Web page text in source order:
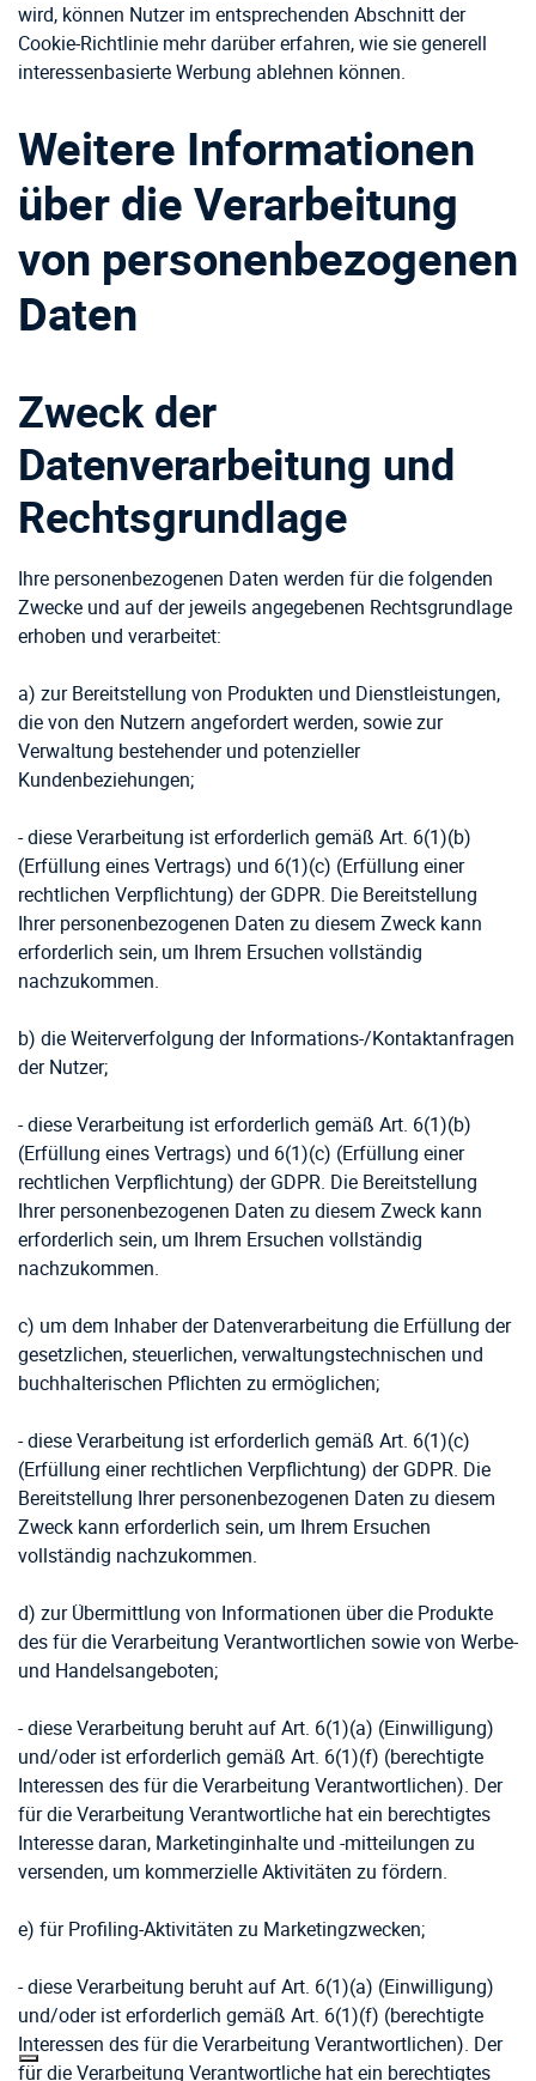
wird, können Nutzer im entsprechenden Abschnitt der
Cookie-Richtlinie mehr darüber erfahren, wie sie generell
interessenbasierte Werbung ablehnen können.
Weitere Informationen
über die Verarbeitung
von personenbezogenen
Daten
Zweck der
Datenverarbeitung und
Rechtsgrundlage
Ihre personenbezogenen Daten werden für die folgenden
Zwecke und auf der jeweils angegebenen Rechtsgrundlage
erhoben und verarbeitet:
a) zur Bereitstellung von Produkten und Dienstleistungen,
die von den Nutzern angefordert werden, sowie zur
Verwaltung bestehender und potenzieller
Kundenbeziehungen;
- diese Verarbeitung ist erforderlich gemäß Art. 6(1)(b)
(Erfüllung eines Vertrags) und 6(1)(c) (Erfüllung einer
rechtlichen Verpflichtung) der GDPR. Die Bereitstellung
Ihrer personenbezogenen Daten zu diesem Zweck kann
erforderlich sein, um Ihrem Ersuchen vollständig
nachzukommen.
b) die Weiterverfolgung der Informations-/Kontaktanfragen
der Nutzer;
- diese Verarbeitung ist erforderlich gemäß Art. 6(1)(b)
(Erfüllung eines Vertrags) und 6(1)(c) (Erfüllung einer
rechtlichen Verpflichtung) der GDPR. Die Bereitstellung
Ihrer personenbezogenen Daten zu diesem Zweck kann
erforderlich sein, um Ihrem Ersuchen vollständig
nachzukommen.
c) um dem Inhaber der Datenverarbeitung die Erfüllung der
gesetzlichen, steuerlichen, verwaltungstechnischen und
buchhalterischen Pflichten zu ermöglichen;
- diese Verarbeitung ist erforderlich gemäß Art. 6(1)(c)
(Erfüllung einer rechtlichen Verpflichtung) der GDPR. Die
Bereitstellung Ihrer personenbezogenen Daten zu diesem
Zweck kann erforderlich sein, um Ihrem Ersuchen
vollständig nachzukommen.
d) zur Übermittlung von Informationen über die Produkte
des für die Verarbeitung Verantwortlichen sowie von Werbe-
und Handelsangeboten;
- diese Verarbeitung beruht auf Art. 6(1)(a) (Einwilligung)
und/oder ist erforderlich gemäß Art. 6(1)(f) (berechtigte
Interessen des für die Verarbeitung Verantwortlichen). Der
für die Verarbeitung Verantwortliche hat ein berechtigtes
Interesse daran, Marketinginhalte und -mitteilungen zu
versenden, um kommerzielle Aktivitäten zu fördern.
e) für Profiling-Aktivitäten zu Marketingzwecken;
- diese Verarbeitung beruht auf Art. 6(1)(a) (Einwilligung)
und/oder ist erforderlich gemäß Art. 6(1)(f) (berechtigte
Interessen des für die Verarbeitung Verantwortlichen). Der
für die Verarbeitung Verantwortliche hat ein berechtigtes